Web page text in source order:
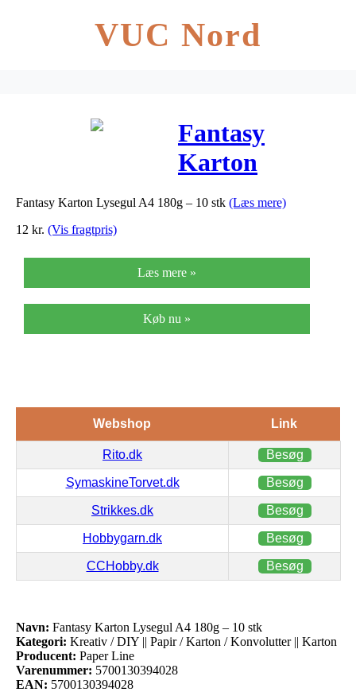
VUC Nord
Fantasy
Karton
Lysegul A4
Fantasy Karton Lysegul A4 180g – 10 stk (Læs mere)
12 kr. (Vis fragtpris)
Læs mere »
Køb nu »
Webshop Link
Rito.dk Besøg
SymaskineTorvet.dk Besøg
Strikkes.dk Besøg
Hobbygarn.dk Besøg
CCHobby.dk Besøg
Navn: Fantasy Karton Lysegul A4 180g – 10 stk
Kategori: Kreativ / DIY || Papir / Karton / Konvolutter || Karton
Producent: Paper Line
Varenummer: 5700130394028
EAN: 5700130394028